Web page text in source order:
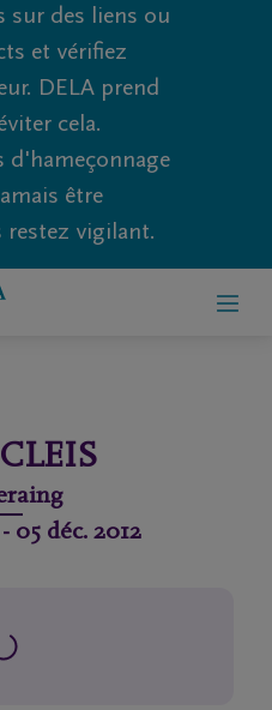
sur des liens ou
et vérifiez
DELA prend
cela.
d'hameçonnage
être
restez vigilant.
CLEIS
05 déc. 2012